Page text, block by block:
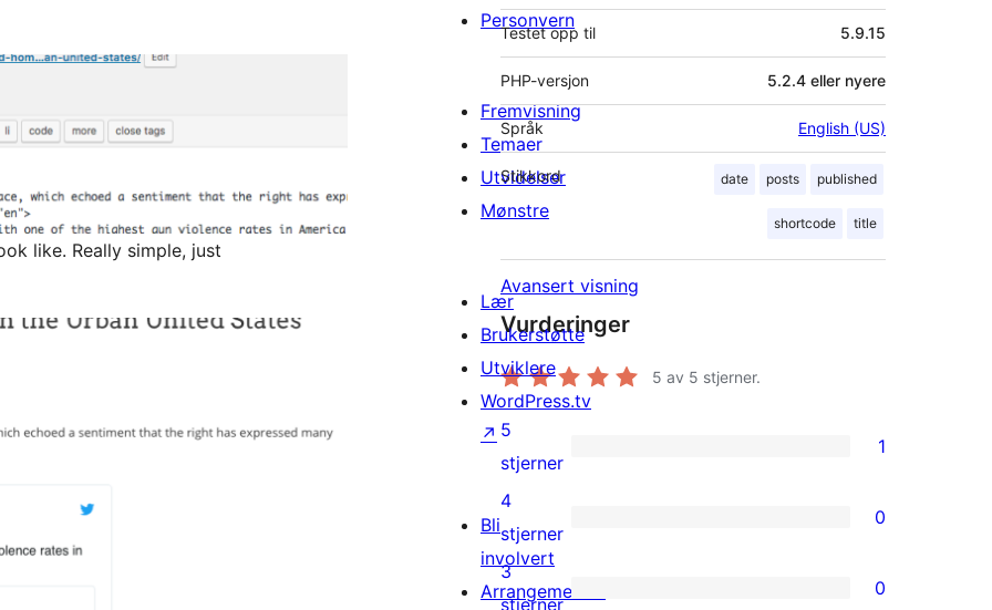
like. Really simple, just
Testet opp til 5.9.15
PHP-versjon 5.2.4 eller nyere
Språk English (US)
Stikkord date posts published
shortcode title
Avansert visning
Vurderinger
5 av 5 stjerner.
1
5-
star
review
5
stjerner
1
0
4-
star
4
stjerner
0
0
3
stjerner
0
Personvern
Fremvisning
Temaer
Utvidelser
Mønstre
Lær
Brukerstøtte
Utviklere
WordPress.tv
↗
Bli
involvert
Arrangementer